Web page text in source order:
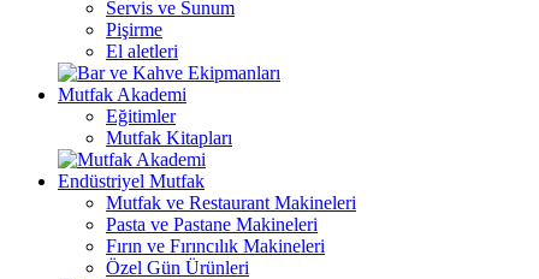
Servis ve Sunum
Pişirme
El aletleri
Mutfak Akademi
Eğitimler
Mutfak Kitapları
Endüstriyel Mutfak
Mutfak ve Restaurant Makineleri
Pasta ve Pastane Makineleri
Fırın ve Fırıncılık Makineleri
Özel Gün Ürünleri